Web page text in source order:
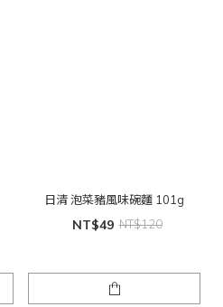
日清 泡菜豬風味碗麵 101g
NT$49 NT$120